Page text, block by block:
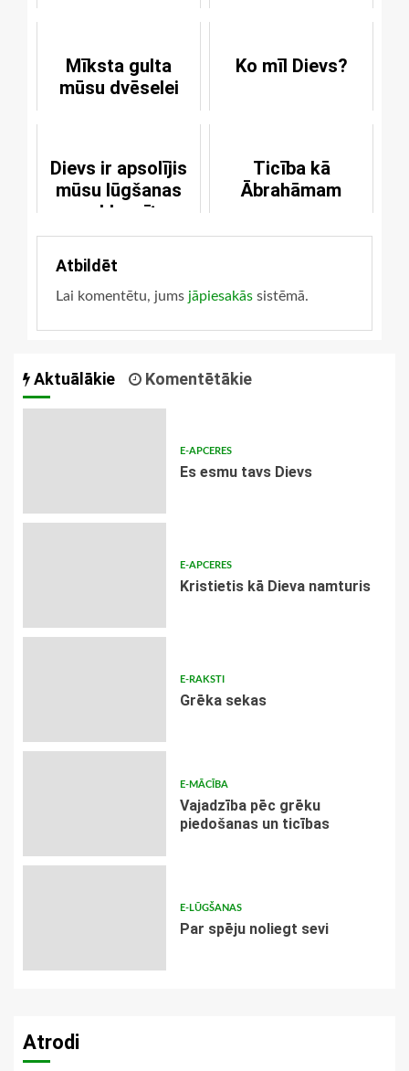
Mīksta gulta
mūsu dvēselei
Ko mīl Dievs?
Dievs ir apsolījis
mūsu lūgšanas
uzklausīt
Ticība kā
Ābrahāmam
Atbildēt
Lai komentētu, jums jāpiesakās sistēmā.
Aktuālākie Komentētākie
E-APCERES
Es esmu tavs Dievs
E-APCERES
Kristietis kā Dieva namturis
E-RAKSTI
Grēka sekas
E-MĀCĪBA
Vajadzība pēc grēku
piedošanas un ticības
E-LŪGŠANAS
Par spēju noliegt sevi
Atrodi